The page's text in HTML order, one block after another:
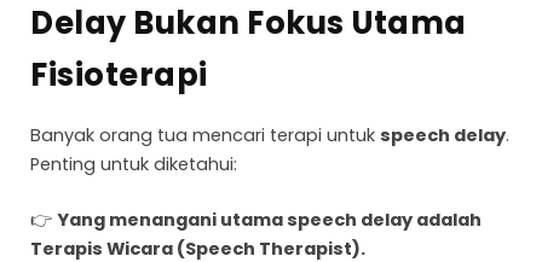
Delay Bukan Fokus Utama
Fisioterapi
Banyak orang tua mencari terapi untuk speech delay.
Penting untuk diketahui:
👉 Yang menangani utama speech delay adalah
Terapis Wicara (Speech Therapist).